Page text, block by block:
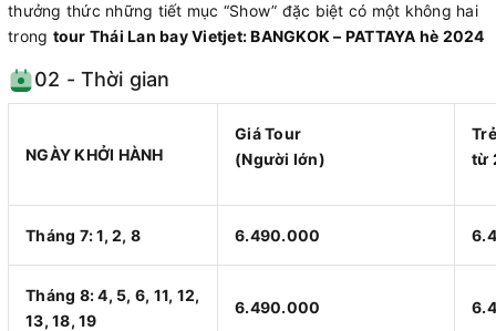
thưởng thức những tiết mục “Show” đặc biệt có một không hai
trong tour Thái Lan bay Vietjet: BANGKOK – PATTAYA hè 2024
02 - Thời gian
NGÀY KHỞI HÀNH
Giá Tour
(Người lớn)
từ
Tháng 7: 1, 2, 8 6.490.000
Tháng 8: 4, 5, 6, 11, 12,
13, 18, 19
6.490.000